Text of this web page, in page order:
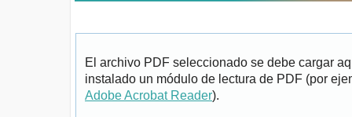
El archivo PDF seleccionado se debe cargar
instalado un módulo de lectura de PDF (por
Adobe Acrobat Reader).